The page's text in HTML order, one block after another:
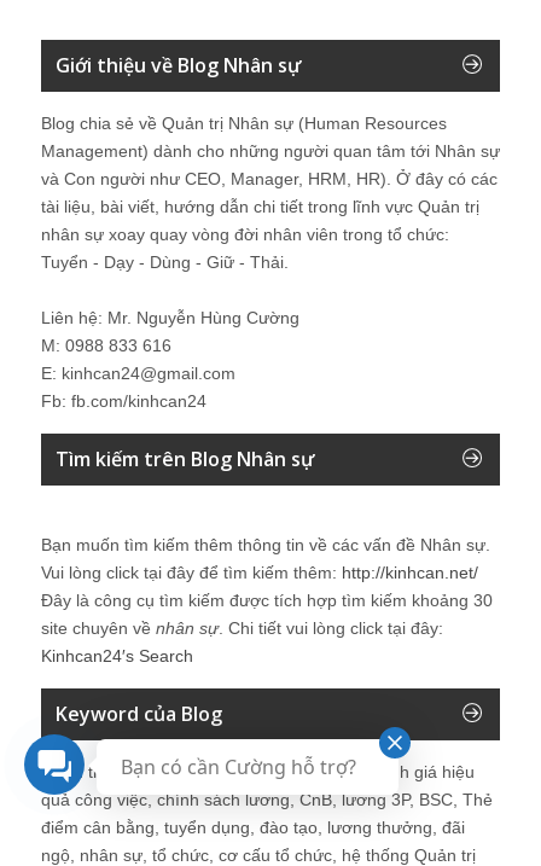
Giới thiệu về Blog Nhân sự
Blog chia sẻ về Quản trị Nhân sự (Human Resources
Management) dành cho những người quan tâm tới Nhân sự
và Con người như CEO, Manager, HRM, HR). Ở đây có các
tài liệu, bài viết, hướng dẫn chi tiết trong lĩnh vực Quản trị
nhân sự xoay quay vòng đời nhân viên trong tổ chức:
Tuyển - Dạy - Dùng - Giữ - Thải.
Liên hệ: Mr. Nguyễn Hùng Cường
M: 0988 833 616
E: kinhcan24@gmail.com
Fb: fb.com/kinhcan24
Tìm kiếm trên Blog Nhân sự
Bạn muốn tìm kiếm thêm thông tin về các vấn đề Nhân sự
Vui lòng click tại đây để tìm kiếm thêm: http://kinhcan.net/
Đây là công cụ tìm kiếm được tích hợp tìm kiếm khoảng 30
site chuyên về nhân sự. Chi tiết vui lòng click tại đây:
Kinhcan24′s Search
Keyword của Blog
Quản trị nhân sự, Human Resources, KPI, Đánh giá hiệu
quả công việc, chính sách lương, CnB, lương 3P, BSC, Thẻ
điểm cân bằng, tuyển dụng, đào tạo, lương thưởng, đãi
ngộ, nhân sự, tổ chức, cơ cấu tổ chức, hệ thống Quản trị
Bạn có cần Cường hỗ trợ?